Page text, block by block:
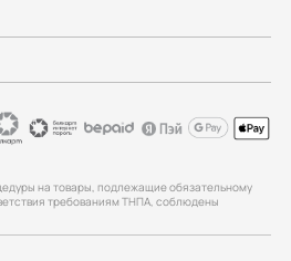
на товары, подлежащие обязательному
требованиям ТНПА, соблюдены